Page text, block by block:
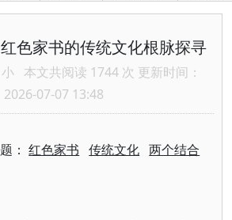
色家书的传统文化根脉探寻
小 本文共阅读 1744 次 更新时间：
2026-07-07 13:48
：红色家书 传统文化 两个结合